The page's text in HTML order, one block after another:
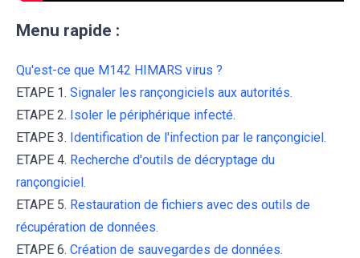
Menu rapide :
Qu'est-ce que M142 HIMARS virus ?
ETAPE 1. Signaler les rançongiciels aux autorités.
ETAPE 2. Isoler le périphérique infecté.
ETAPE 3. Identification de l'infection par le rançongiciel.
ETAPE 4. Recherche d'outils de décryptage du
rançongiciel.
ETAPE 5. Restauration de fichiers avec des outils de
récupération de données.
ETAPE 6. Création de sauvegardes de données.